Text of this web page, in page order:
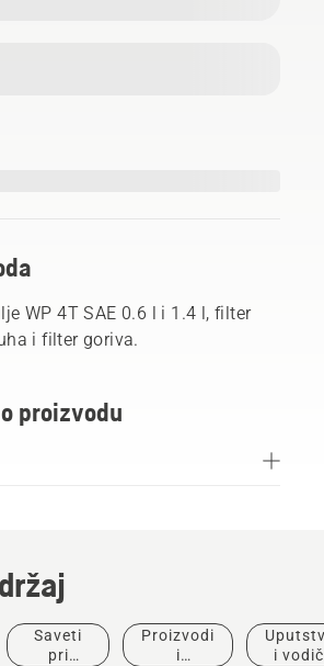
WP 4T SAE 0.6 l i 1.4 l, filter
i filter goriva.
proizvodu
Saveti
pri
Proizvodi
i
i